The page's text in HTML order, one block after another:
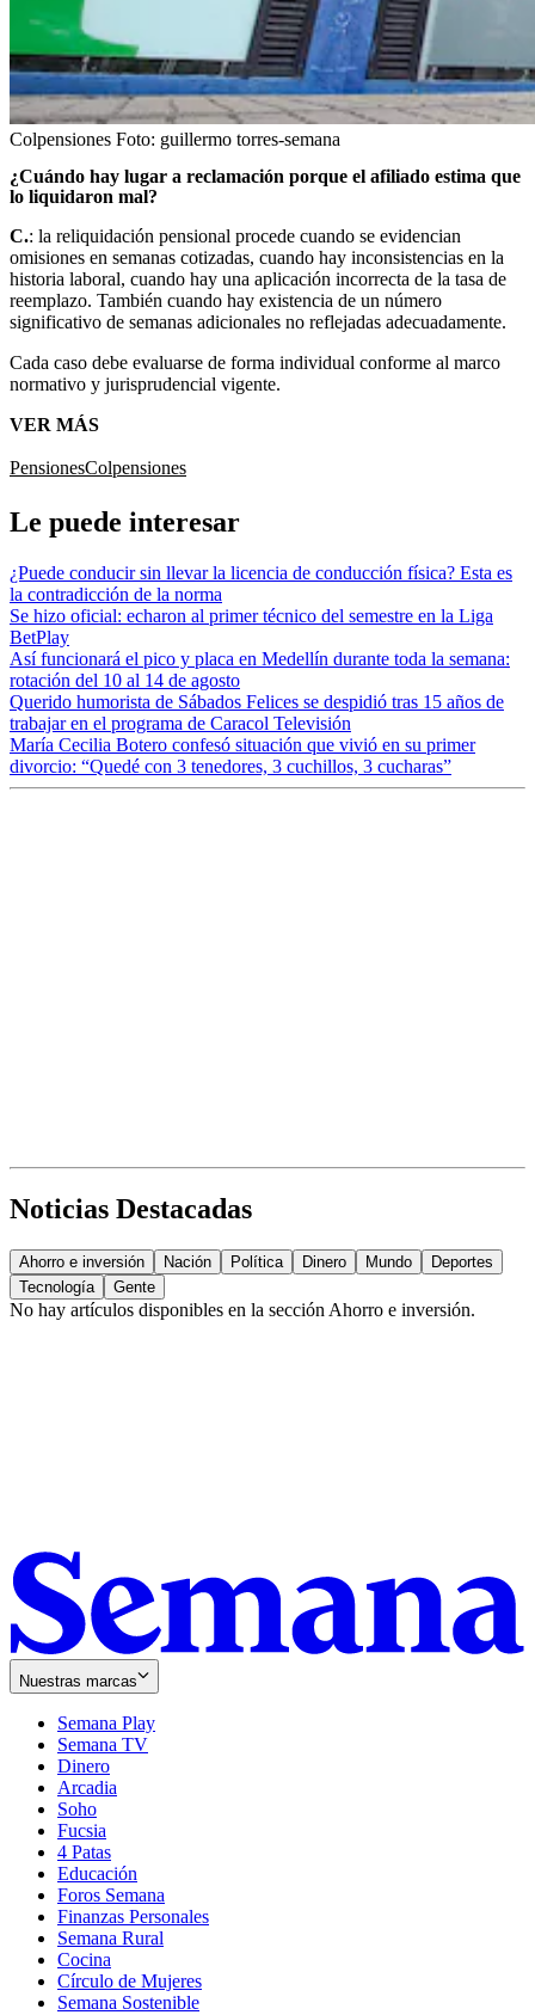
Colpensiones Foto: guillermo torres-semana
¿Cuándo hay lugar a reclamación porque el afiliado estima que
lo liquidaron mal?
C.: la reliquidación pensional procede cuando se evidencian
omisiones en semanas cotizadas, cuando hay inconsistencias en la
historia laboral, cuando hay una aplicación incorrecta de la tasa de
reemplazo. También cuando hay existencia de un número
significativo de semanas adicionales no reflejadas adecuadamente.
Cada caso debe evaluarse de forma individual conforme al marco
normativo y jurisprudencial vigente.
VER MÁS
PensionesColpensiones
Le puede interesar
¿Puede conducir sin llevar la licencia de conducción física? Esta es
la contradicción de la norma
Se hizo oficial: echaron al primer técnico del semestre en la Liga
BetPlay
Así funcionará el pico y placa en Medellín durante toda la semana:
rotación del 10 al 14 de agosto
Querido humorista de Sábados Felices se despidió tras 15 años de
trabajar en el programa de Caracol Televisión
María Cecilia Botero confesó situación que vivió en su primer
divorcio: “Quedé con 3 tenedores, 3 cuchillos, 3 cucharas”
Noticias Destacadas
Ahorro e inversión Nación Política Dinero Mundo
Deportes
Tecnología
Gente
No hay artículos disponibles en la sección Ahorro e inversión.
Nuestras marcas
Semana Play
Semana TV
Dinero
Arcadia
Soho
in
new
window
Fucsia
in
new
window
4 Patas
Educación
Foros Semana
Finanzas Personales
Semana Rural
Cocina
Círculo de Mujeres
Semana Sostenible